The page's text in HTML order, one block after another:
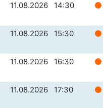
11.08.2026 14:30
11.08.2026 15:30
11.08.2026 16:30
11.08.2026 17:30